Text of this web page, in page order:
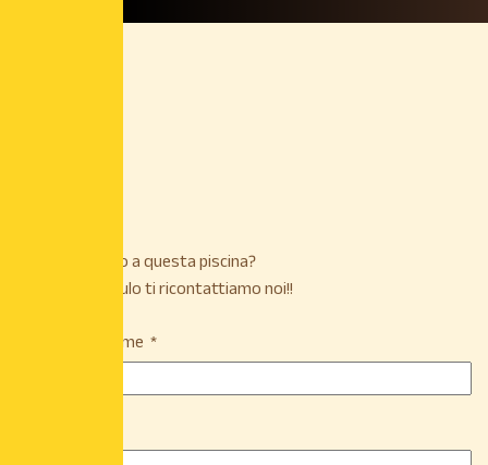
Sei interessato a questa piscina?
Compila il modulo ti ricontattiamo noi!!
Nome e Cognome